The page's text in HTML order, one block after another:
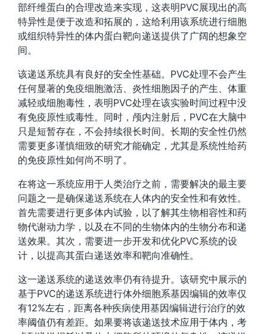
部纤维蛋白的合理改造来实现，这表明PVC展现出的高
特异性是便于改造和拓展的，这给利用该系统进行细胞
或组织特异性的体内蛋白靶向递送提供了广阔的想象空
间。
该递送系统具有良好的安全性基础。PVC处理不会产生
任何显著的免疫细胞激活、炎性细胞因子的产生、体重
减轻或细胞毒性，表明PVC处理在该实验时间过程中没
有免疫原性或毒性。同时，颅内注射后，PVC在大脑中
只是短暂存在，不会持续很长时间。长期的安全性仍然
需要更多谨慎细致的研究才能确定，尤其是系统性给药
的免疫原性如何尚不明了。
在将这一系统应用于人类治疗之前，需要解决的最主要
问题之一是确保递送系统在人体内的安全性和有效性。
首先需要进行更多体内试验，以了解其生物相容性和药
物代谢动力学，以及在不同的生物体内的生物分布和递
送效果。其次，需要进一步开发和优化PVC系统的设
计，以提高其蛋白递送效率和靶向准确性。
这一递送系统的递送效率仍有待提升。该研究中展示的
基于PVC的递送系统进行体外细胞系基因编辑的效率仅
有12%左右，距离各种疾病使用基因编辑进行治疗的效
率阈值仍有差距。如果要将该递送技术应用于体内，考